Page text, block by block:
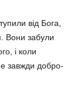
від Бога,
Вони забули
і коли
завжди добро­